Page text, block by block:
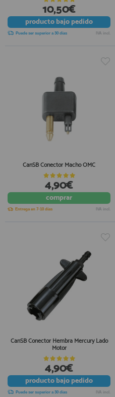
10,50€
productobajo pedido
Puede ser superior a 30 días IVA incl.
CanSB Conector Macho OMC
4,90€
comprar
Entrega en 7-10 días IVA incl.
CanSB Conector Hembra Mercury Lado
Motor
4,90€
productobajo pedido
Puede ser superior a 30 días IVA incl.